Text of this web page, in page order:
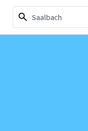
1 selection